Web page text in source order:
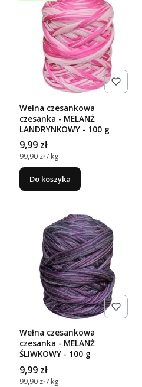
Wełna czesankowa
czesanka - MELANŻ
LANDRYNKOWY - 100 g
Cena
9,99 zł
Cena jednostkowa
99,90 zł / kg
Do koszyka
Wełna czesankowa
czesanka - MELANŻ
ŚLIWKOWY - 100 g
Cena
9,99 zł
Cena jednostkowa
99,90 zł / kg